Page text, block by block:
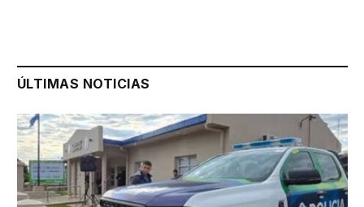
ÚLTIMAS NOTICIAS